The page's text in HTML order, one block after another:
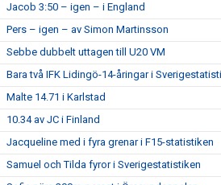
Jacob 3:50 – igen – i England
Pers – igen – av Simon Martinsson
Sebbe dubbelt uttagen till U20 VM
Bara två IFK Lidingö-14-åringar i
Malte 14.71 i Karlstad
10.34 av JC i Finland
Jacqueline med i fyra grenar i F15-statistiken
Samuel och Tilda fyror i Sverigestatistiken